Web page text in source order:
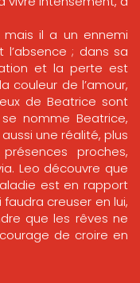
mais il a un ennemi
l’absence ; dans sa
et la perte est
couleur de l’amour,
de Beatrice sont
nomme Beatrice,
une réalité, plus
proches,
Leo découvre que
est en rapport
creuser en lui,
que les rêves ne
de croire en